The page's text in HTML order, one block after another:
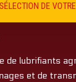
SÉLECTION DE
de lubrifiants
et de